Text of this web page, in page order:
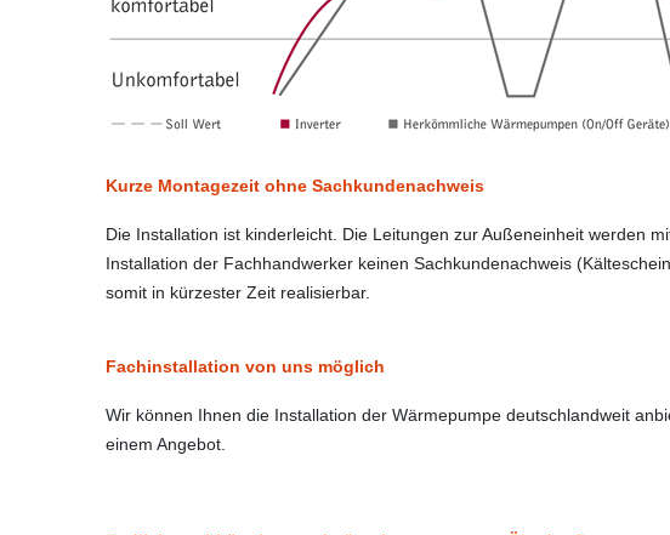
Kurze Montagezeit ohne Sachkundenachweis
Die Installation ist kinderleicht. Die Leitungen zur Außeneinheit werden
Installation der Fachhandwerker keinen Sachkundenachweis
somit in kürzester Zeit realisierbar.
Fachinstallation von uns möglich
Wir können Ihnen die Installation der Wärmepumpe deutschlandweit
einem Angebot.